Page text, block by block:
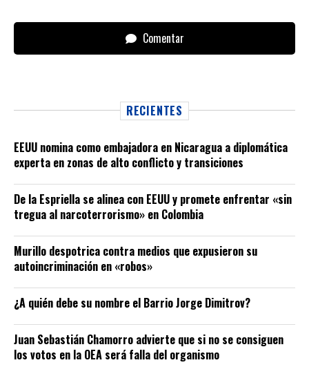
Comentar
RECIENTES
EEUU nomina como embajadora en Nicaragua a diplomática
experta en zonas de alto conflicto y transiciones
De la Espriella se alinea con EEUU y promete enfrentar «sin
tregua al narcoterrorismo» en Colombia
Murillo despotrica contra medios que expusieron su
autoincriminación en «robos»
¿A quién debe su nombre el Barrio Jorge Dimitrov?
Juan Sebastián Chamorro advierte que si no se consiguen
los votos en la OEA será falla del organismo